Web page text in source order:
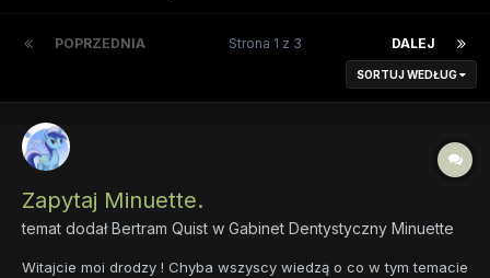
POPRZEDNIA DALEJ
Strona 1 z 3
SORTUJ WEDŁUG
Zapytaj Minuette.
temat dodałBertram Quist w Gabinet Dentystyczny Minuette
Witajcie moi drodzy ! Chyba wszyscy wiedzą o co w tym temacie